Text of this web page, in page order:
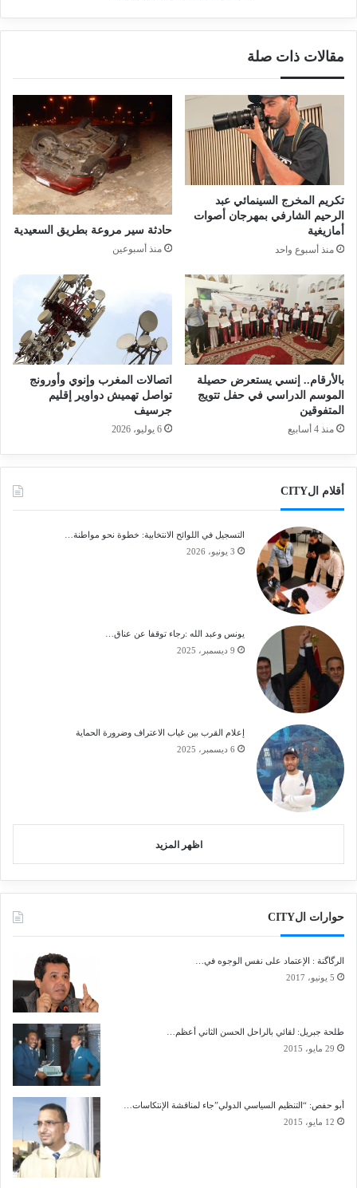
جمعية أدرار تنظم ندوة جهوية حول آليات الديمقراطية
التشاركية على المستوى الترابي
مقالات ذات صلة
تكريم المخرج السينمائي عبد
الرحيم الشارفي بمهرجان أصوات
أمازيغية
منذ أسبوع واحد
حادثة سير مروعة بطريق السعيدية
منذ أسبوعين
بالأرقام.. إنسي يستعرض حصيلة
الموسم الدراسي في حفل تتويج
المتفوقين
منذ 4 أسابيع
اتصالات المغرب وإنوي وأورونج
تواصل تهميش دواوير إقليم
جرسيف
6 يوليو، 2026
أقلام الCITY
التسجيل في اللوائح الانتخابية: خطوة نحو مواطنة…
3 يونيو، 2026
يونس وعبد الله :رجاء توقفا عن عناق…
9 ديسمبر، 2025
إعلام القرب بين غياب الاعتراف وضرورة الحماية
6 ديسمبر، 2025
اظهر المزيد
حوارات الCITY
الرگاگنة : الإعتماد على نفس الوجوه في…
5 يونيو، 2017
طلحة جبريل: لقائي بالراحل الحسن الثاني أعظم…
29 مايو، 2015
أبو حفص: “التنظيم السياسي الدولي”جاء لمناقشة الإنتكاسات…
12 مايو، 2015